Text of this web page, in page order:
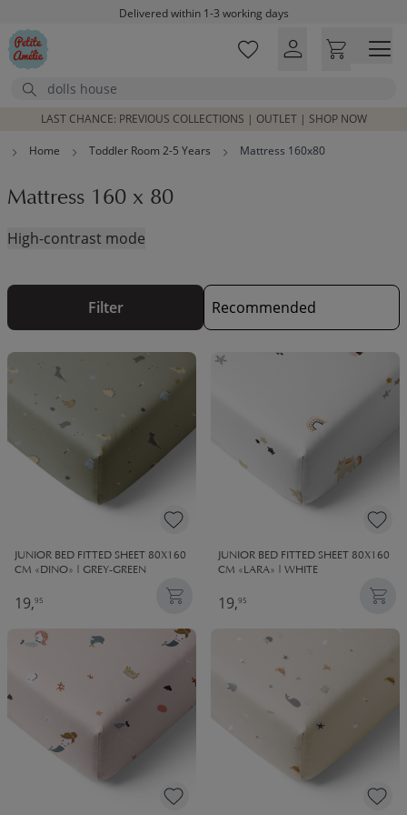
Skip to main contentDelivered within 1-3 working days
Free shipping on orders above £100*
Customer reviews
Search
LAST CHANCE: PREVIOUS COLLECTIONS | OUTLET | SHOP NOW
Home Toddler Room 2-5 Years Mattress 160x80
Mattress 160 x 80
High-contrast mode
Filter
JUNIOR BED FITTED SHEET 80X160
CM «DINO» | GREY-GREEN
19,95
JUNIOR BED FITTED SHEET 80X160
CM «LARA» | WHITE
19,95